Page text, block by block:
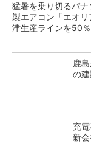
猛暑を乗り切るパナ
製エアコン「エオ
津生産ラインを50
鹿
の
充
新